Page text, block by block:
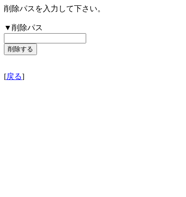
削除パスを入力して下さい。
▼削除パス
[戻る]